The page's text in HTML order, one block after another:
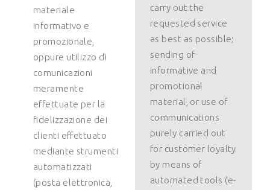
materiale
informativo e
promozionale,
oppure utilizzo di
comunicazioni
meramente
effettuate per la
fidelizzazione dei
clienti effettuato
mediante strumenti
automatizzati
(posta elettronica,
carry out the
requested service
as best as possible;
sending of
informative and
promotional
material, or use of
communications
purely carried out
for customer loyalty
by means of
automated tools (e-